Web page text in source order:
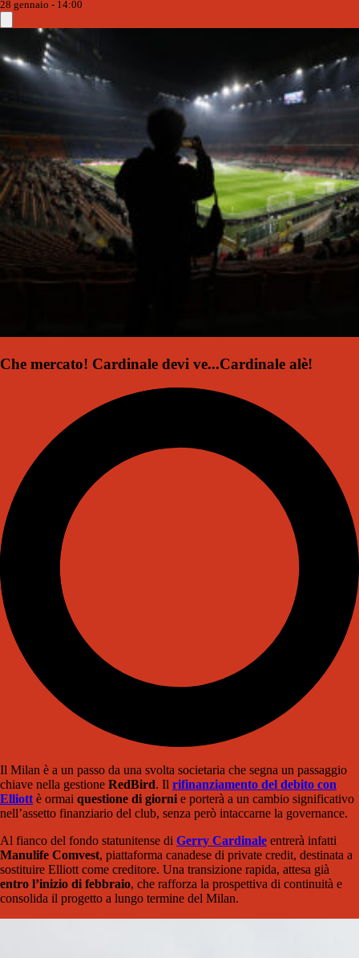
28 gennaio - 14:00
Che mercato! Cardinale devi ve...Cardinale alè!
Il Milan è a un passo da una svolta societaria che segna un passaggio
chiave nella gestione RedBird. Il rifinanziamento del debito con
Elliottè ormai questione di giornie porterà a un cambio significativo
nell’assetto finanziario del club, senza però intaccarne la governance.
Al fianco del fondo statunitense di Gerry Cardinale entrerà infatti
Manulife Comvest, piattaforma canadese di private credit, destinata a
sostituire Elliott come creditore. Una transizione rapida, attesa già
entro l’inizio di febbraio, che rafforza la prospettiva di continuità e
consolida il progetto a lungo termine del Milan.